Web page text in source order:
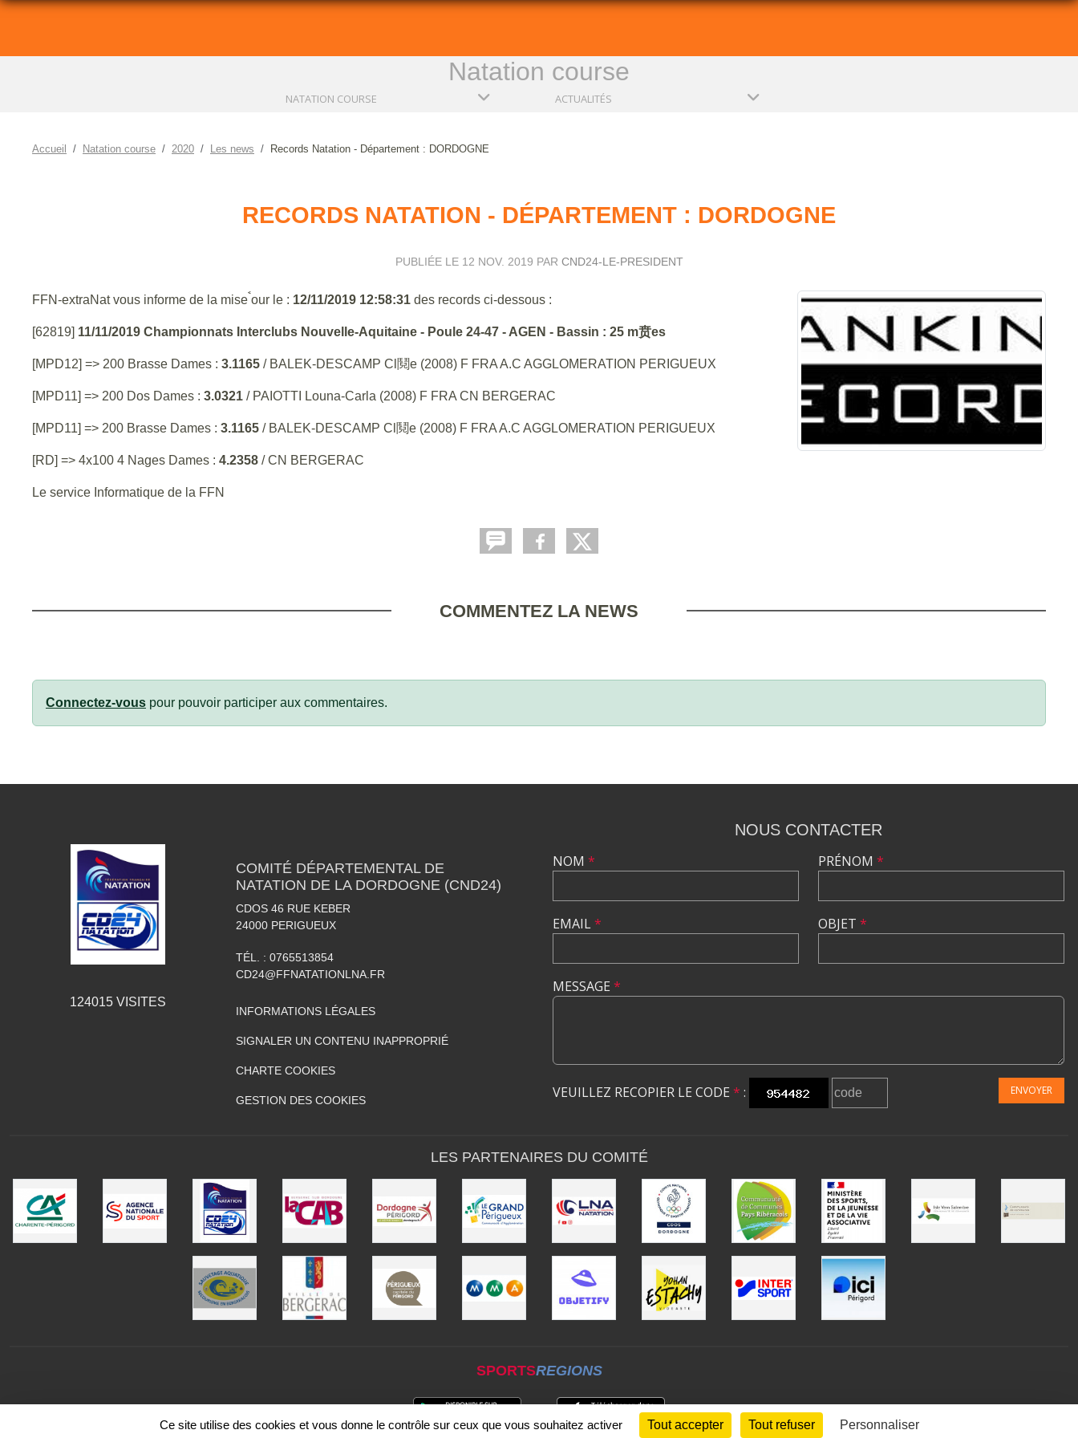
Natation course
NATATION COURSE ACTUALITÉS
Accueil Natation course 2020 Les news Records Natation - Département : DORDOGNE
RECORDS NATATION - DÉPARTEMENT : DORDOGNE
PUBLIÉE LE 12 NOV. 2019 PAR CND24-LE-PRESIDENT
FFN-extraNat vous informe de la mise ࠪour le : 12/11/2019 12:58:31 des records ci-dessous :
[62819] 11/11/2019 Championnats Interclubs Nouvelle-Aquitaine - Poule 24-47 - AGEN - Bassin : 25 m贲es
[MPD12] => 200 Brasse Dames : 3.1165 / BALEK-DESCAMP Cl鬩e (2008) F FRA A.C AGGLOMERATION PERIGUEUX
[MPD11] => 200 Dos Dames : 3.0321 / PAIOTTI Louna-Carla (2008) F FRA CN BERGERAC
[MPD11] => 200 Brasse Dames : 3.1165 / BALEK-DESCAMP Cl鬩e (2008) F FRA A.C AGGLOMERATION PERIGUEUX
[RD] => 4x100 4 Nages Dames : 4.2358 / CN BERGERAC
Le service Informatique de la FFN
COMMENTEZ LA NEWS
Connectez-vous pour pouvoir participer aux commentaires.
124015 VISITES
COMITÉ DÉPARTEMENTAL DE
NATATION DE LA DORDOGNE (CND24)
CDOS 46 RUE KEBER
24000 PERIGUEUX
TÉL. : 0765513854
CD24@FFNATATIONLNA.FR
INFORMATIONS LÉGALES
SIGNALER UN CONTENU INAPPROPRIÉ
CHARTE COOKIES
GESTION DES COOKIES
NOUS CONTACTER
NOM *
EMAIL*
PRÉNOM *
OBJET *
MESSAGE *
VEUILLEZ RECOPIER LE CODE * : ENVOYER
LES PARTENAIRES DU COMITÉ
SPORTSREGIONS
Ce site utilise des cookies et vous donne le contrôle sur ceux que vous souhaitez activer Tout accepter Tout refuser Personnaliser